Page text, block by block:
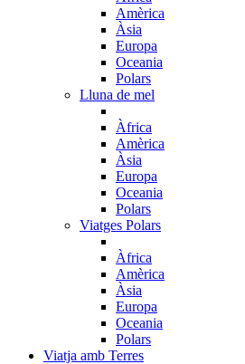
Amèrica
Àsia
Europa
Oceania
Polars
Lluna de mel
Àfrica
Amèrica
Àsia
Europa
Oceania
Polars
Viatges Polars
Àfrica
Amèrica
Àsia
Europa
Oceania
Polars
Viatja amb Terres